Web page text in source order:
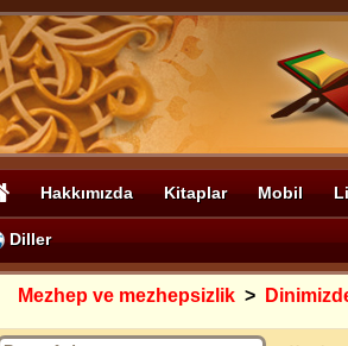
Hakkımızda Kitaplar Mobil
Diller
Mezhep ve mezhepsizlik >